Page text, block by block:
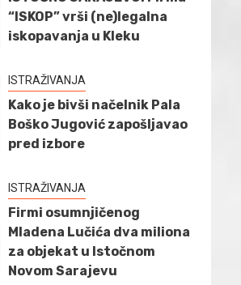
“ISKOP” vrši (ne)legalna
iskopavanja u Kleku
ISTRAŽIVANJA
Kako je bivši načelnik Pala
Boško Jugović zapošljavao
pred izbore
ISTRAŽIVANJA
Firmi osumnjičenog
Mladena Lučića dva miliona
za objekat u Istočnom
Novom Sarajevu